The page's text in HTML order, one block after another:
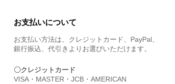
お支払いについて
お支払い方法は、クレジットカード、PayPal、
銀行振込、代引きよりお選びいただけます。
〇クレジットカード
VISA・MASTER・JCB・AMERICAN